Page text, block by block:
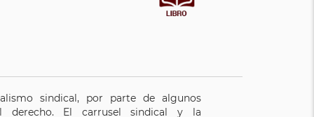
sindical, por parte de algunos
derecho. El carrusel sindical y la